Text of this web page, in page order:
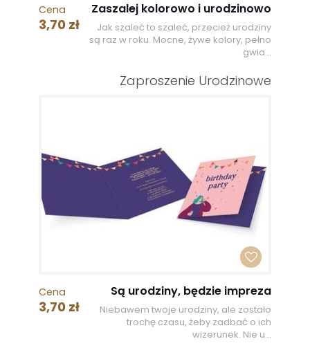
Cena
3,70 zł
Zaszalej kolorowo i urodzinowo
Jak szaleć to szaleć, przecież urodziny
są raz w roku. Mocne, żywe kolory, pełno
gwia...
Zaproszenie Urodzinowe
Cena
3,70 zł
Są urodziny, będzie impreza
Niebawem twoje urodziny, ale zostało
trochę czasu, żeby zadbać o ich
wizerunek. Nie u...